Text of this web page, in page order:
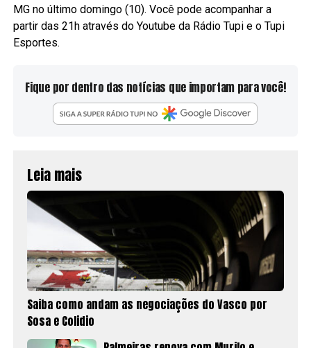
MG no último domingo (10). Você pode acompanhar a
partir das 21h através do Youtube da Rádio Tupi e o Tupi
Esportes.
Fique por dentro das notícias que importam para você!
Leia mais
Saiba como andam as negociações do Vasco por
Sosa e Colidio